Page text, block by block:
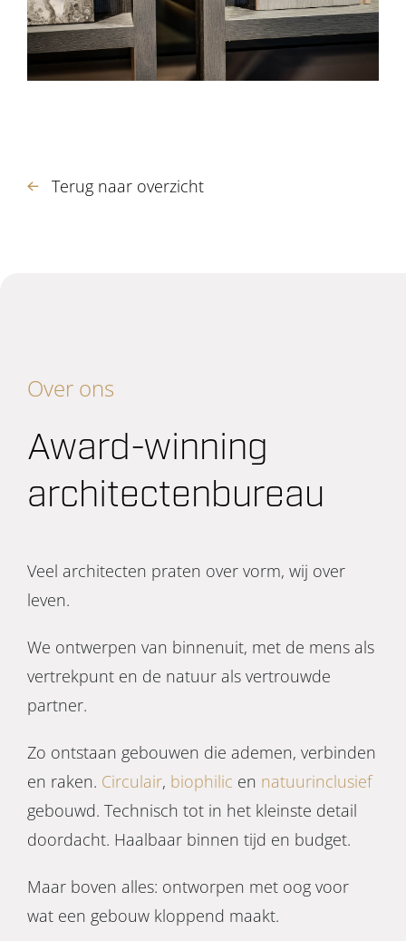
Terug naar overzicht
Over ons
Award-winning
architectenbureau
Veel architecten praten over vorm, wij over
leven.
We ontwerpen van binnenuit, met de mens als
vertrekpunt en de natuur als vertrouwde
partner.
Zo ontstaan gebouwen die ademen, verbinden
en raken. Circulair, biophilic en natuurinclusief
gebouwd. Technisch tot in het kleinste detail
doordacht. Haalbaar binnen tijd en budget.
Maar boven alles: ontworpen met oog voor
wat een gebouw kloppend maakt.